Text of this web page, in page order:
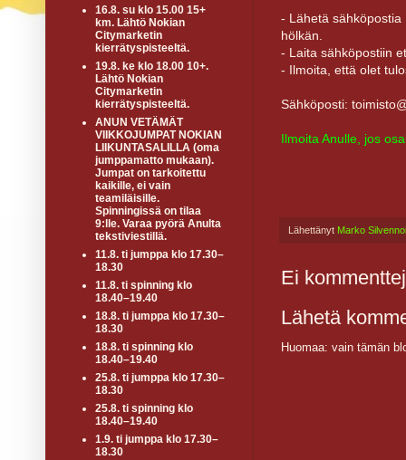
- Lähetä
hölkän.
- Laita sähköpostiin
- Ilmoita, että olet
Sähköposti:
Ilmoita Anulle, jos
Lähettänyt Marko
Ei
Lähetä
Huomaa: vain tämän
16.8. su klo 15.00 15+
km. Lähtö Nokian
Citymarketin
kierrätyspisteeltä.
19.8. ke klo 18.00 10+.
Lähtö Nokian
Citymarketin
kierrätyspisteeltä.
ANUN VETÄMÄT
VIIKKOJUMPAT NOKIAN
LIIKUNTASALILLA (oma
jumppamatto mukaan).
Jumpat on tarkoitettu
kaikille, ei vain
teamiläisille.
Spinningissä on tilaa
9:lle. Varaa pyörä Anulta
tekstiviestillä.
11.8. ti jumppa klo 17.30–
18.30
11.8. ti spinning klo
18.40–19.40
18.8. ti jumppa klo 17.30–
18.30
18.8. ti spinning klo
18.40–19.40
25.8. ti jumppa klo 17.30–
18.30
25.8. ti spinning klo
18.40–19.40
1.9. ti jumppa klo 17.30–
18.30